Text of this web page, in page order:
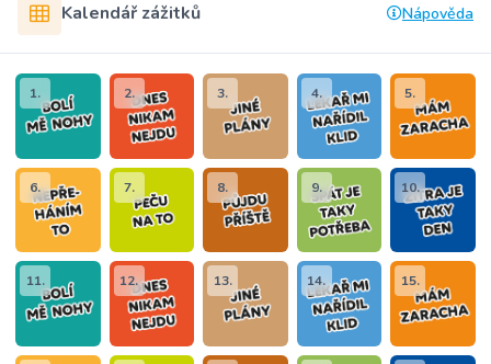
Kalendář zážitků Nápověda
1. 2. 3. 4. 5.
6. 7. 8. 9. 10.
11. 12. 13. 14. 15.